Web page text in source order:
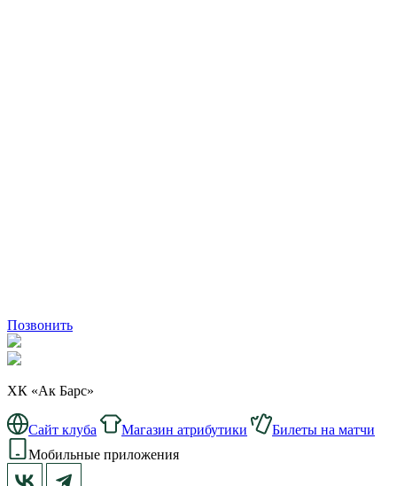
Позвонить
ХК «Ак Барс»
Сайт клуба Магазин атрибутики
Билеты на матчи
Мобильные приложения